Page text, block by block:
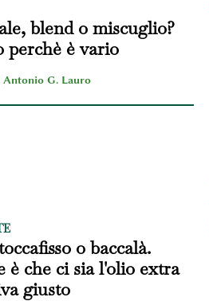
blend o miscuglio?
perchè è vario
Antonio G. Lauro
o baccalà.
è che ci sia l'olio extra
giusto